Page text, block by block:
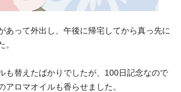
あって外出し、午後に帰宅してから真っ先に
。
も替えたばかりでしたが、100日記念なので
アロマオイルも香らせました。